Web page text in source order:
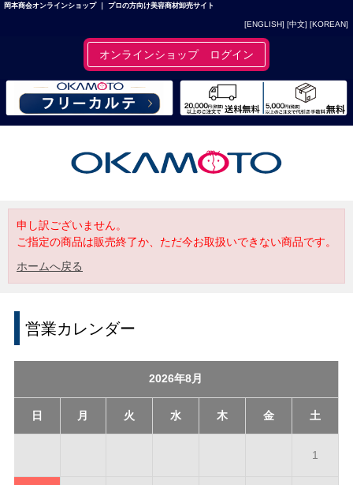
岡本商会オンラインショップ ｜ プロの方向け美容商材卸売サイト
[ENGLISH] [中文] [KOREAN]
オンラインショップ ログイン
申し訳ございません。
ご指定の商品は販売終了か、ただ今お取扱いできない商品です。
ホームへ戻る
営業カレンダー
2026年8月
日 月 火 水 木 金 土
1